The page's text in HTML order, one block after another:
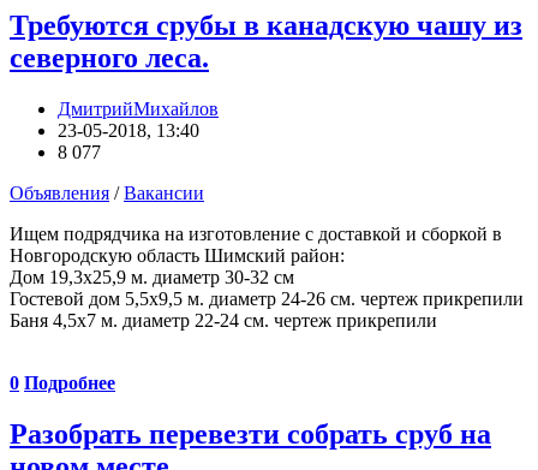
Требуются срубы в канадскую чашу из
северного леса.
ДмитрийМихайлов
23-05-2018, 13:40
8 077
Объявления /Вакансии
Ищем подрядчика на изготовление с доставкой и сборкой в
Новгородскую область Шимский район:
Дом 19,3х25,9 м. диаметр 30-32 см
Гостевой дом 5,5х9,5 м. диаметр 24-26 см. чертеж прикрепили
Баня 4,5х7 м. диаметр 22-24 см. чертеж прикрепили
0 Подробнее
Разобрать перевезти собрать сруб на